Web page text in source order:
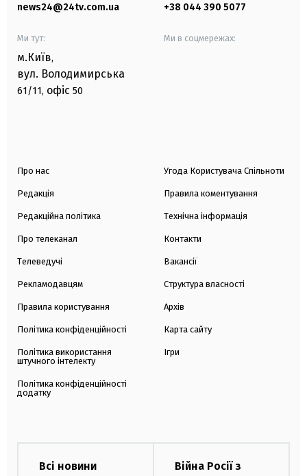
news24@24tv.com.ua +38 044 390 5077
Ми тут:
м.Київ,
вул. Володимирська
61/11, офіс 50
Ми в соцмережах:
Про нас
Редакція
Редакційна політика
Про телеканал
Телеведучі
Рекламодавцям
Правила користування
Політика конфіденційності
Політика використання
штучного інтелекту
Політика конфіденційності
додатку
Угода Користувача Спільноти
Правила коментування
Технічна інформація
Контакти
Вакансії
Структура власності
Архів
Карта сайту
Ігри
Всі новини
Війна Росії з